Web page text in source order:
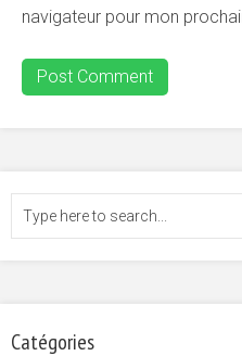
navigateur pour mon
Catégories